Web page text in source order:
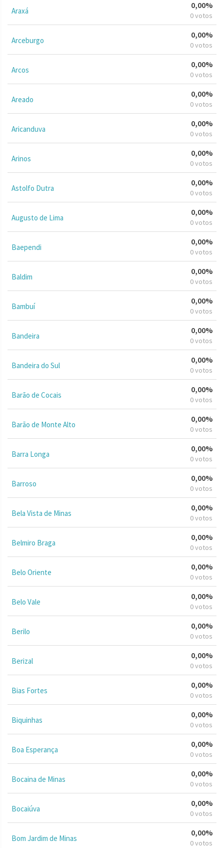
Araxá
0,00%
0 votos
Arceburgo
0,00%
0 votos
Arcos
0,00%
0 votos
Areado
0,00%
0 votos
Aricanduva
0,00%
0 votos
Arinos
0,00%
0 votos
Astolfo Dutra
0,00%
0 votos
Augusto de Lima
0,00%
0 votos
Baependi
0,00%
0 votos
Baldim
0,00%
0 votos
Bambuí
0,00%
0 votos
Bandeira
0,00%
0 votos
Bandeira do Sul
0,00%
0 votos
Barão de Cocais
0,00%
0 votos
Barão de Monte Alto
0,00%
0 votos
Barra Longa
0,00%
0 votos
Barroso
0,00%
0 votos
Bela Vista de Minas
0,00%
0 votos
Belmiro Braga
0,00%
0 votos
Belo Oriente
0,00%
0 votos
Belo Vale
0,00%
0 votos
Berilo
0,00%
0 votos
Berizal
0,00%
0 votos
Bias Fortes
0,00%
0 votos
Biquinhas
0,00%
0 votos
Boa Esperança
0,00%
0 votos
Bocaina de Minas
0,00%
0 votos
Bocaiúva
0,00%
0 votos
Bom Jardim de Minas
0,00%
0 votos